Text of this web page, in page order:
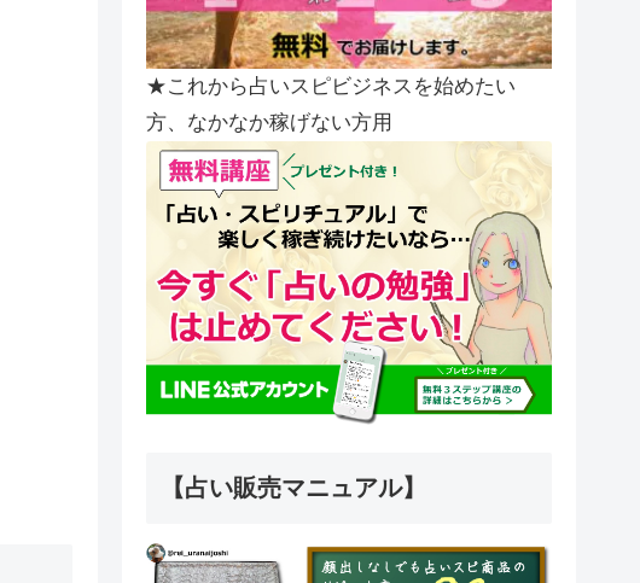
★これから占いスピビジネスを始めたい
方、なかなか稼げない方用
【占い販売マニュアル】